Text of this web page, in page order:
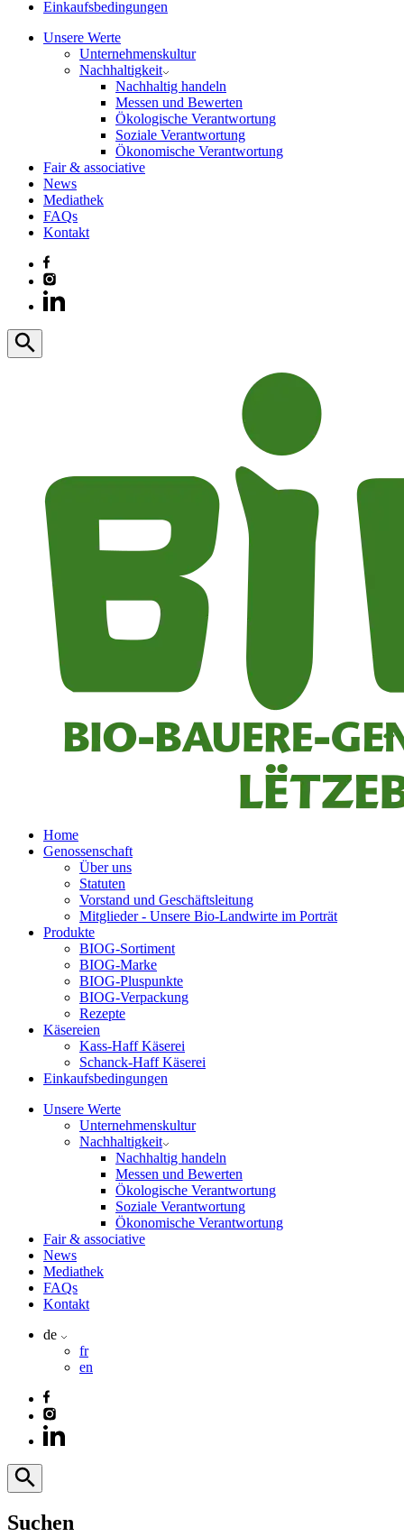
Einkaufsbedingungen
Unsere Werte
Unternehmenskultur
Nachhaltigkeit
Nachhaltig handeln
Messen und Bewerten
Ökologische Verantwortung
Soziale Verantwortung
Ökonomische Verantwortung
Fair & associative
News
Mediathek
FAQs
Kontakt
Home
Genossenschaft
Über uns
Statuten
Vorstand und Geschäftsleitung
Mitglieder - Unsere Bio-Landwirte im Porträt
Produkte
BIOG-Sortiment
BIOG-Marke
BIOG-Pluspunkte
BIOG-Verpackung
Rezepte
Käsereien
Kass-Haff Käserei
Schanck-Haff Käserei
Einkaufsbedingungen
Unsere Werte
Unternehmenskultur
Nachhaltigkeit
Nachhaltig handeln
Messen und Bewerten
Ökologische Verantwortung
Soziale Verantwortung
Ökonomische Verantwortung
Fair & associative
News
Mediathek
FAQs
Kontakt
de
fr
en
Suchen